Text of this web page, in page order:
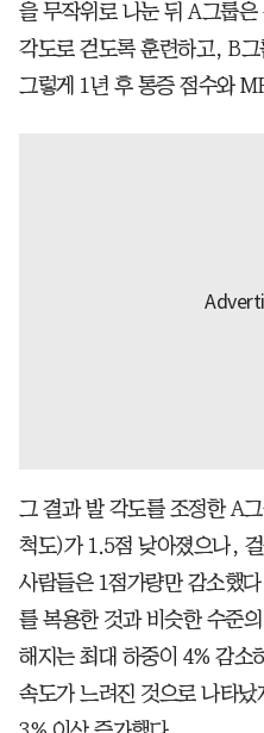
을 무작위로 나눈 뒤 A그룹
각도로 걷도록 훈련하고, B
그렇게 1년 후 통증 점수와
그 결과 발 각도를 조정한 A
척도)가 1.5점 낮아졌으나,
사람들은 1점가량만 감소했
를 복용한 것과 비슷한 수준
해지는 최대 하중이 4% 감소
속도가 느려진 것으로 나타